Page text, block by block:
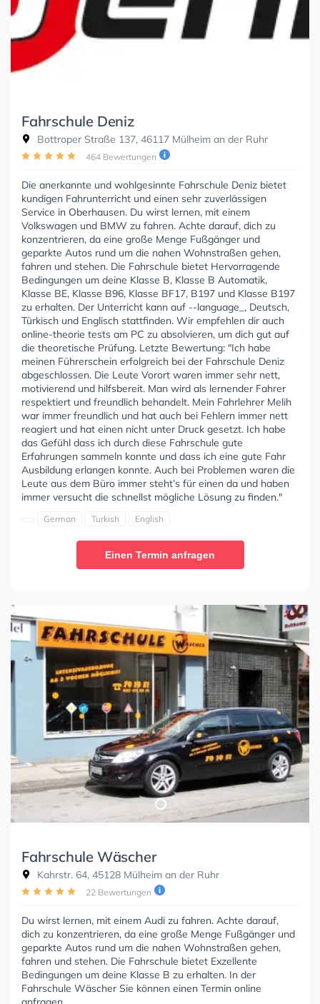
Fahrschule Deniz
Bottroper Straße 137, 46117 Mülheim an der Ruhr
464 Bewertungen
Die anerkannte und wohlgesinnte Fahrschule Deniz bietet
kundigen Fahrunterricht und einen sehr zuverlässigen
Service in Oberhausen. Du wirst lernen, mit einem
Volkswagen und BMW zu fahren. Achte darauf, dich zu
konzentrieren, da eine große Menge Fußgänger und
geparkte Autos rund um die nahen Wohnstraßen gehen,
fahren und stehen. Die Fahrschule bietet Hervorragende
Bedingungen um deine Klasse B, Klasse B Automatik,
Klasse BE, Klasse B96, Klasse BF17, B197 und Klasse B197
zu erhalten. Der Unterricht kann auf --language_, Deutsch,
Türkisch und Englisch stattfinden. Wir empfehlen dir auch
online-theorie tests am PC zu absolvieren, um dich gut auf
die theoretische Prüfung. Letzte Bewertung: "Ich habe
meinen Führerschein erfolgreich bei der Fahrschule Deniz
abgeschlossen. Die Leute Vorort waren immer sehr nett,
motivierend und hilfsbereit. Man wird als lernender Fahrer
respektiert und freundlich behandelt. Mein Fahrlehrer Melih
war immer freundlich und hat auch bei Fehlern immer nett
reagiert und hat einen nicht unter Druck gesetzt. Ich habe
das Gefühl dass ich durch diese Fahrschule gute
Erfahrungen sammeln konnte und dass ich eine gute Fahr
Ausbildung erlangen konnte. Auch bei Problemen waren die
Leute aus dem Büro immer steht’s für einen da und haben
immer versucht die schnellst mögliche Lösung zu finden."
German Turkish English
Einen Termin anfragen
Fahrschule Wäscher
Kahrstr. 64, 45128 Mülheim an der Ruhr
22 Bewertungen
Du wirst lernen, mit einem Audi zu fahren. Achte darauf,
dich zu konzentrieren, da eine große Menge Fußgänger und
geparkte Autos rund um die nahen Wohnstraßen gehen,
fahren und stehen. Die Fahrschule bietet Exzellente
Bedingungen um deine Klasse B zu erhalten. In der
Fahrschule Wäscher Sie können einen Termin online